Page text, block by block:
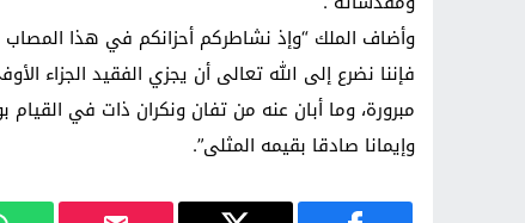
وأضاف الملك “وإذ نشاطركم أحزانكم في هذا المصاب
فإننا نضرع إلى الله تعالى أن يجزي الفقيد
مبرورة، وما أبان عنه من تفان ونكران ذات في
وإيمانا صادقا بقيمه المثلى”.